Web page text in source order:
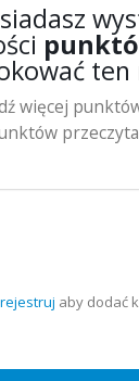
ten
więcej
aby dodać